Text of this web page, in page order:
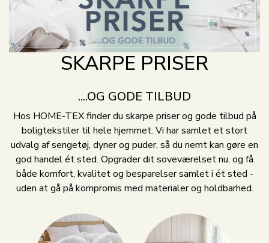
SKARPE PRISER
....OG GODE TILBUD
Hos HOME-TEX finder du skarpe priser og gode tilbud på
boligtekstiler til hele hjemmet. Vi har samlet et stort
udvalg af sengetøj, dyner og puder, så du nemt kan gøre en
god handel ét sted. Opgrader dit soveværelset nu, og få
både komfort, kvalitet og besparelser samlet i ét sted -
uden at gå på kompromis med materialer og holdbarhed.